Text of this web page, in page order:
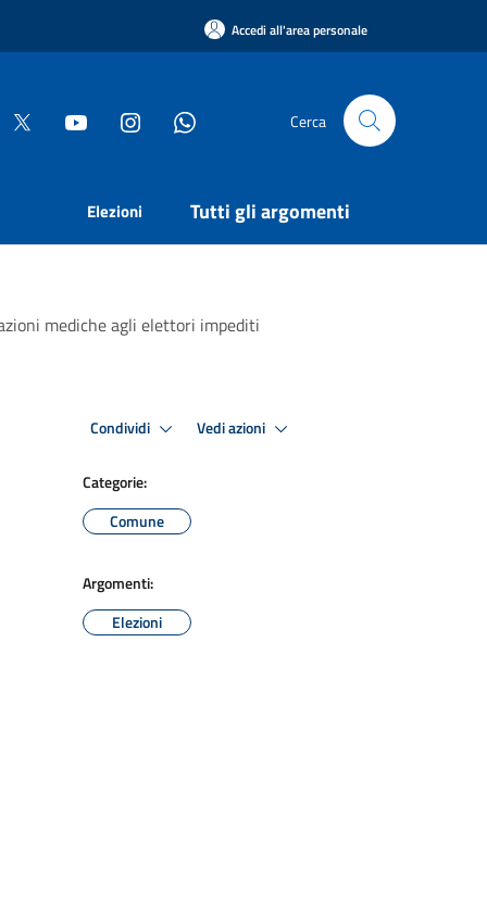
Accedi all'area personale
Cerca
Elezioni Tutti gli argomenti
mediche agli elettori impediti
Condividi Vedi azioni
Categorie:
Comune
Argomenti:
Elezioni